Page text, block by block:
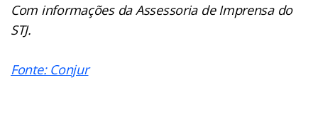
Com informações da Assessoria de Imprensa do
STJ.
Fonte: Conjur